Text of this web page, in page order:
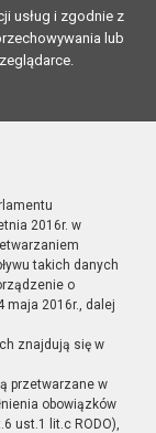
usług i zgodnie z
lub
2016r. w
takich danych
o
maja 2016r., dalej
znajdują się w
przetwarzane w
obowiązków
ust.1 lit.c RODO),